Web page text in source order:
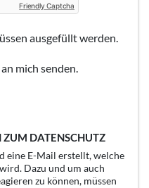
Friendly Captcha
ausgefüllt werden.
mich senden.
DATENSCHUTZ
eine E-Mail erstellt, welche
Dazu und um auch
zu können, müssen